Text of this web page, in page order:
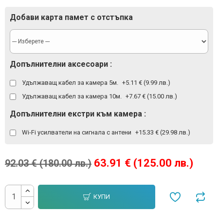
63.91 € (125.00 лв.)
92.03 € (180.00 лв.)
Добави карта памет с отстъпка
Допълнителни аксесоари :
Удължаващ кабел за камера 5м.
+5.11 € (9.99 лв.)
Удължаващ кабел за камера 10м.
+7.67 € (15.00 лв.)
Допълнителни екстри към камера :
Wi-Fi усилватели на сигнала с антени +15.33 € (29.98 лв.)
КУПИ